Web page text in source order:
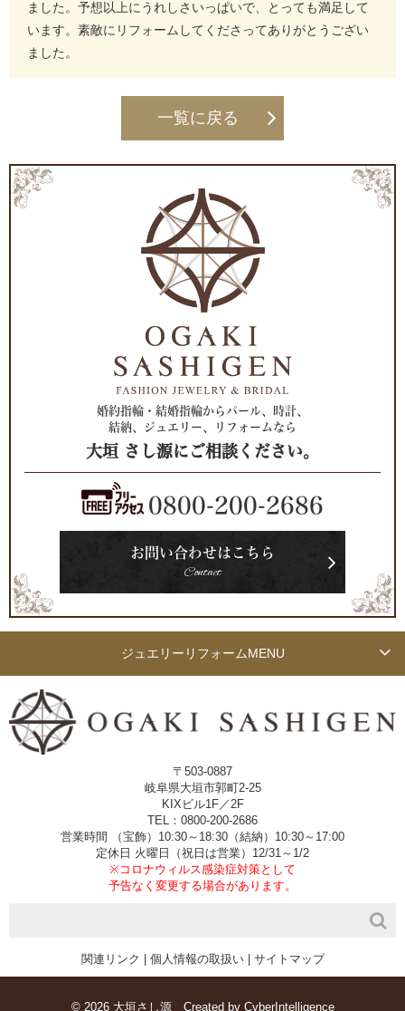
ました。予想以上にうれしさいっぱいで、とっても満足して
います。素敵にリフォームしてくださってありがとうござい
ました。
一覧に戻る
婚約指輪・結婚指輪からパール、時計、
結納、ジュエリー、リフォームなら
大垣 さし源にご相談ください。
0800-200-2686
お問い合わせはこちら
Contact
ジュエリーリフォームMENU
〒503-0887
岐阜県大垣市郭町2-25
KIXビル1F／2F
TEL：0800-200-2686
営業時間 （宝飾）10:30～18:30（結納）10:30～17:00
定休日 火曜日（祝日は営業）12/31～1/2
※コロナウィルス感染症対策として
予告なく変更する場合があります。
関連リンク 個人情報の取扱い| サイトマップ
© 2026 大垣さし源 Created by CyberIntelligence